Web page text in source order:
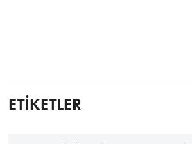
ETİKETLER